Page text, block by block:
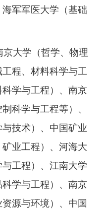
军军医大学（基础
大学（哲学、物理
程、材料科学与工
学与工程）、南京
科学与工程等）、
技术）、中国矿业
业工程）、河海大
工程）、江南大学
科学与工程）、南京
源与环境）、中国